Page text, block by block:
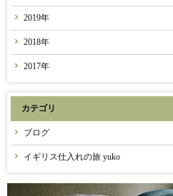
2019年
2018年
2017年
カテゴリ
ブログ
イギリス仕入れの旅 yuko